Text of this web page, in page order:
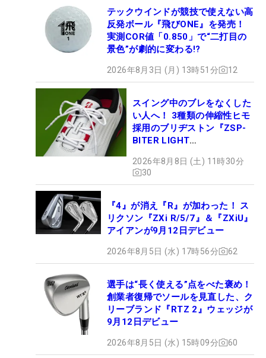
テックウインドが競技で使えない高
反発ボール『飛びONE』を発売！
実測COR値「0.850」で“二打目の
景色”が劇的に変わる!?
2026年8月3日 (月) 13時51分 12
スイング中のブレをなくした
い人へ！ 3種類の伸縮性ヒモ
採用のブリヂストン『ZSP-
BITER LIGHT
ュー
2026年8月8日 (土) 11時30分
30
『4』が消え『R』が加わった！ ス
リクソン『ZXi R/5/7』＆『ZXiU』
アイアンが9月12日デビュー
2026年8月5日 (水) 17時56分 62
選手は“長く使える”点をべた褒め！
創業者復帰でソールを見直した、ク
リーブランド『RTZ 2』ウェッジが
9月12日デビュー
2026年8月5日 (水) 15時09分 60